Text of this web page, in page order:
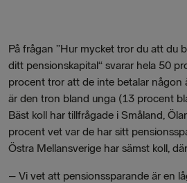
På frågan ”Hur mycket tror du att du
ditt pensionskapital“ svarar hela 50
procent tror att de inte betalar någon
är den tron bland unga (13 procent
Bäst koll har tillfrågade i Småland,
procent vet var de har sitt
Östra Mellansverige har sämst koll,
– Vi vet att pensionssparande är en